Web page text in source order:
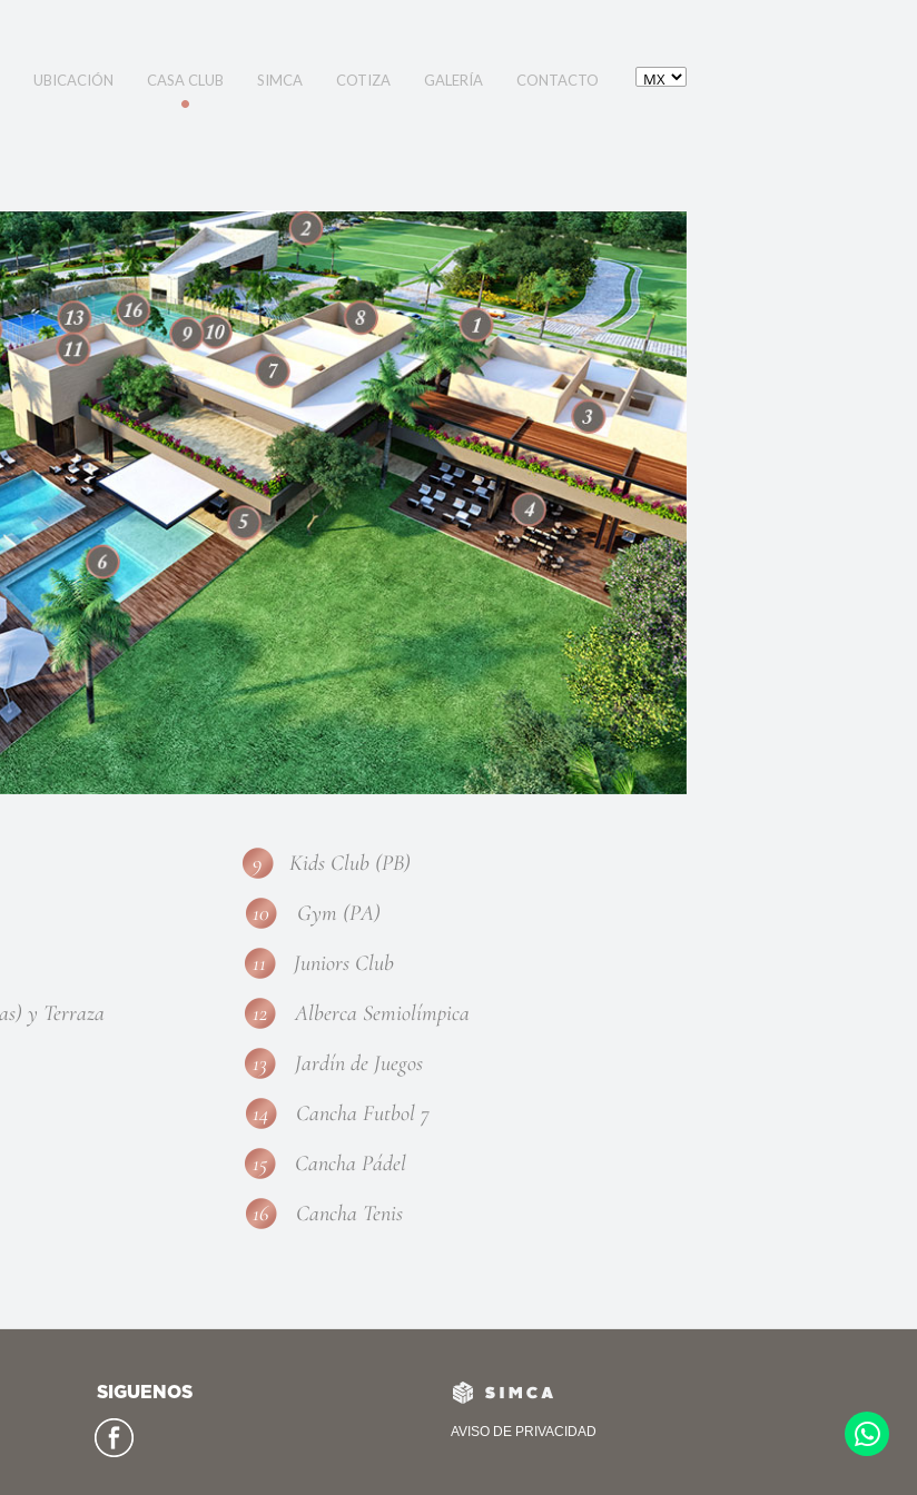
UBICACIÓN CASA CLUB SIMCA COTIZA GALERÍA CONTACTO
y Terraza
9
Kids Club (PB)
10
Gym (PA)
11
Juniors Club
12
Alberca Semiolímpica
13
Jardín de Juegos
14
Cancha Futbol 7
15
Cancha Pádel
16
Cancha Tenis
SIGUENOS
AVISO DE PRIVACIDAD